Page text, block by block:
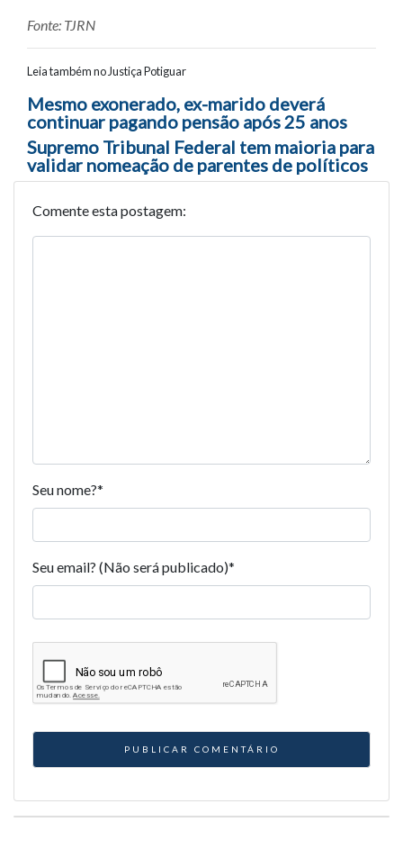
Fonte: TJRN
Leia também no Justiça Potiguar
Navegação entre posts
Mesmo exonerado, ex-marido deverá
continuar pagando pensão após 25 anos
Supremo Tribunal Federal tem maioria para
validar nomeação de parentes de políticos
Comente esta postagem:
Seu nome?*
Seu email? (Não será publicado)*